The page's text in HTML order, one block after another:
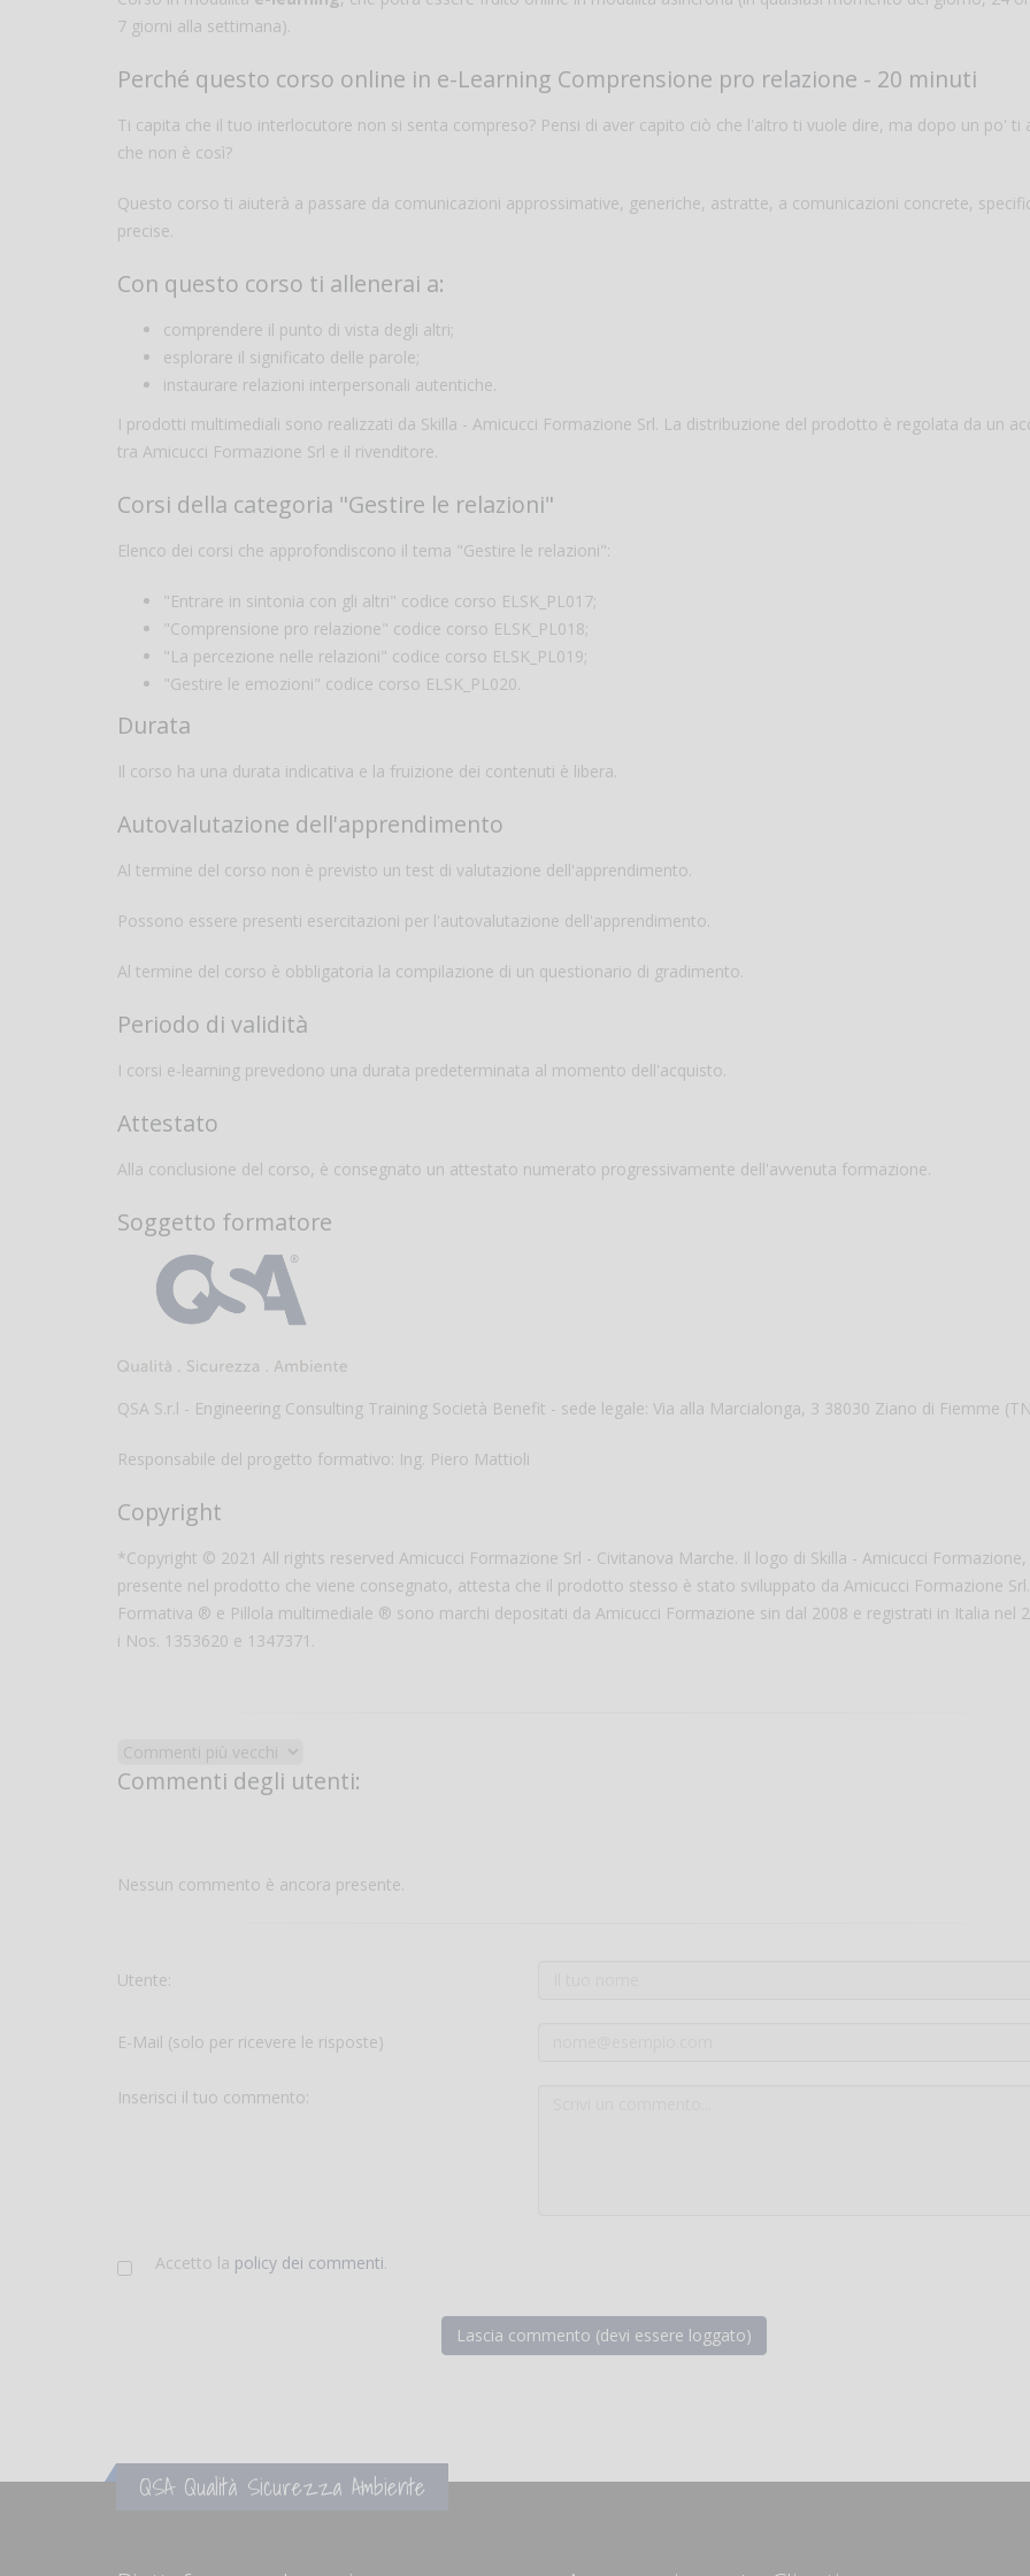
7 giorni alla settimana).
Perché questo corso online in e-Learning Comprensione pro relazione - 20 minuti
Ti capita che il tuo interlocutore non si senta compreso? Pensi di aver capito ciò che l'altro ti vuole dire, ma dopo un po' ti
che non è così?
Questo corso ti aiuterà a passare da comunicazioni approssimative, generiche, astratte, a comunicazioni concrete,
precise.
Con questo corso ti allenerai a:
comprendere il punto di vista degli altri;
esplorare il significato delle parole;
instaurare relazioni interpersonali autentiche.
I prodotti multimediali sono realizzati da Skilla - Amicucci Formazione Srl. La distribuzione del prodotto è regolata da un
tra Amicucci Formazione Srl e il rivenditore.
Corsi della categoria "Gestire le relazioni"
Elenco dei corsi che approfondiscono il tema "Gestire le relazioni":
"Entrare in sintonia con gli altri" codice corso ELSK_PL017;
"Comprensione pro relazione" codice corso ELSK_PL018;
"La percezione nelle relazioni" codice corso ELSK_PL019;
"Gestire le emozioni" codice corso ELSK_PL020.
Durata
Il corso ha una durata indicativa e la fruizione dei contenuti è libera.
Autovalutazione dell'apprendimento
Al termine del corso non è previsto un test di valutazione dell'apprendimento.
Possono essere presenti esercitazioni per l'autovalutazione dell'apprendimento.
Al termine del corso è obbligatoria la compilazione di un questionario di gradimento.
Periodo di validità
I corsi e-learning prevedono una durata predeterminata al momento dell'acquisto.
Attestato
Alla conclusione del corso, è consegnato un attestato numerato progressivamente dell'avvenuta formazione.
Soggetto formatore
QSA S.r.l - Engineering Consulting Training Società Benefit - sede legale: Via alla Marcialonga, 3 38030 Ziano di Fiemme
Responsabile del progetto formativo: Ing. Piero Mattioli
Copyright
*Copyright © 2021 All rights reserved Amicucci Formazione Srl - Civitanova Marche. Il logo di Skilla - Amicucci Formazione,
presente nel prodotto che viene consegnato, attesta che il prodotto stesso è stato sviluppato da Amicucci Formazione
Formativa ® e Pillola multimediale ® sono marchi depositati da Amicucci Formazione sin dal 2008 e registrati in Italia nel
i Nos. 1353620 e 1347371.
Commenti degli utenti:
Nessun commento è ancora presente.
Utente:
E-Mail (solo per ricevere le risposte)
Inserisci il tuo commento:
Accetto la policy dei commenti.
QSA Qualità Sicurezza Ambiente